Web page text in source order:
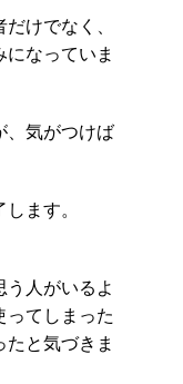
けでなく、
なっていま
、気がつけば
ます。
う人がいるよ
ってしまった
と気づきま